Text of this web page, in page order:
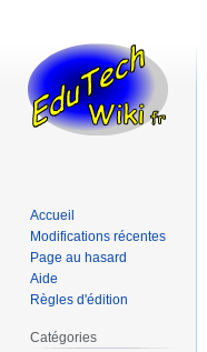
Accueil
Modifications récentes
Page au hasard
Aide
Règles d'édition
Catégories